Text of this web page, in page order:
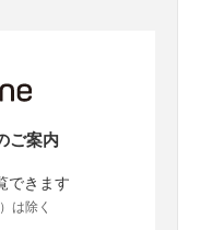
ご案内
できます
は除く